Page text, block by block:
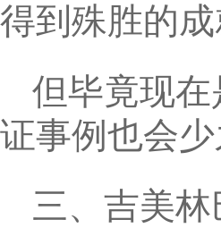
得到殊胜的成
但毕竟现
证事例也会少
三、吉美